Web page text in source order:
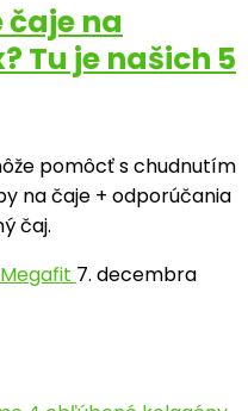
na
Tu je našich 5
pomôcť s chudnutím
na čaje + odporúčania
čaj.
7. decembra